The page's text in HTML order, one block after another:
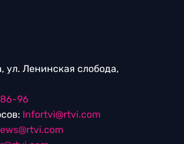
ул. Ленинская слобода,
96
Infortvi@rtvi.com